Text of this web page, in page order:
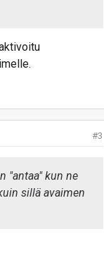
#3
"antaa" kun ne
sillä avaimen